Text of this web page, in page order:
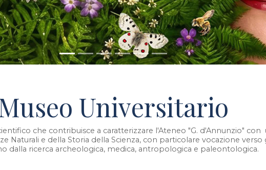
Universitario
che contribuisce a caratterizzare l'Ateneo "G. d'Annunzio"
Naturali e della Storia della Scienza, con particolare vocazione
dalla ricerca archeologica, medica, antropologica e paleontologica.